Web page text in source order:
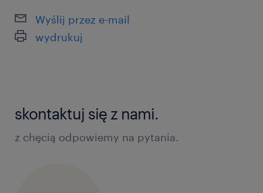
Wyślij przez e-mail
wydrukuj
skontaktuj się z nami.
z chęcią odpowiemy na pytania.